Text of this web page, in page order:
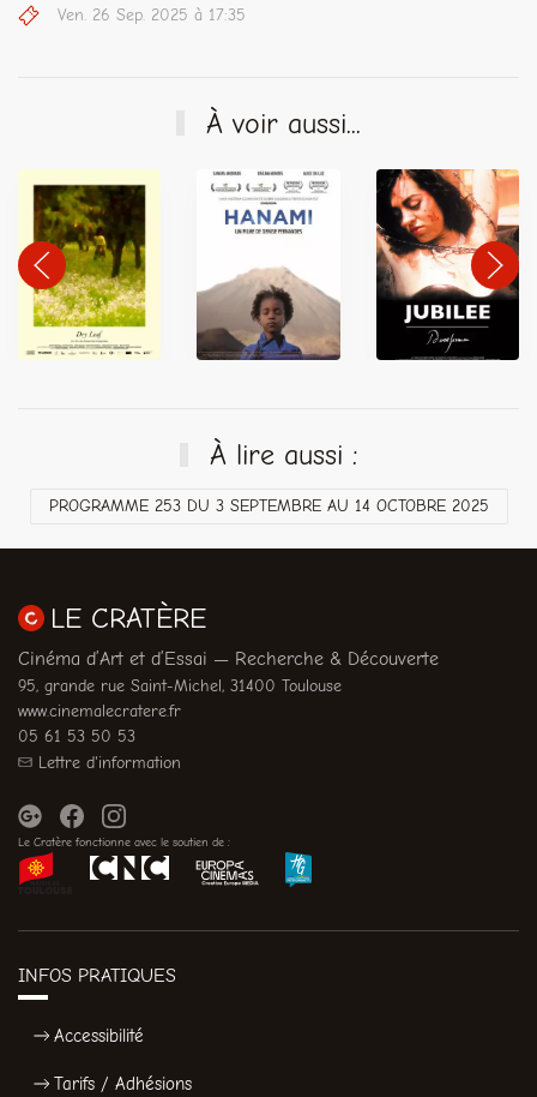
Ven. 26 Sep. 2025 à 17:35
À voir aussi...
À lire aussi :
PROGRAMME 253 DU 3 SEPTEMBRE AU 14 OCTOBRE 2025
LE CRATÈRE
Cinéma d’Art et d’Essai — Recherche & Découverte
95, grande rue Saint-Michel, 31400 Toulouse
www.cinemalecratere.fr
05 61 53 50 53
Lettre d'information
Le Cratère fonctionne avec le soutien de :
INFOS PRATIQUES
Accessibilité
Tarifs / Adhésions